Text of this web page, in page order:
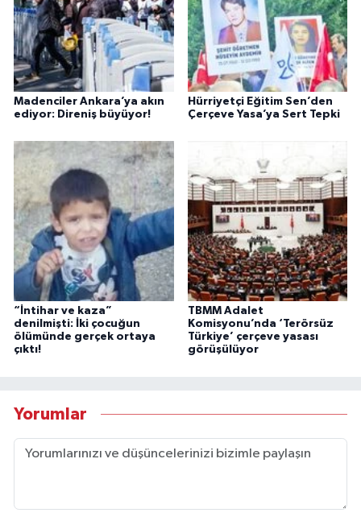
Madenciler Ankara’ya akın
ediyor: Direniş büyüyor!
Hürriyetçi Eğitim Sen’den
Çerçeve Yasa’ya Sert Tepki
“İntihar ve kaza”
denilmişti: İki çocuğun
ölümünde gerçek ortaya
çıktı!
TBMM Adalet
Komisyonu’nda ‘Terörsüz
Türkiye’ çerçeve yasası
görüşülüyor
Yorumlar